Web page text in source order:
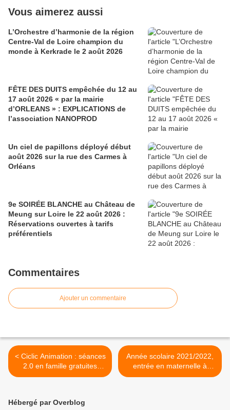
Vous aimerez aussi
L’Orchestre d’harmonie de la région
Centre-Val de Loire champion du
monde à Kerkrade le 2 août 2026
FÊTE DES DUITS empêchée du 12 au
17 août 2026 « par la mairie
d’ORLEANS » : EXPLICATIONS de
l’association NANOPROD
Un ciel de papillons déployé début
août 2026 sur la rue des Carmes à
Orléans
9e SOIRÉE BLANCHE au Château de
Meung sur Loire le 22 août 2026 :
Réservations ouvertes à tarifs
préférentiels
Commentaires
Ajouter un commentaire
< Ciclic Animation : séances
2.0 en famille gratuites
depuis chez vous en janvier
Année scolaire 2021/2022,
entrée en maternelle à
Orléans : comment inscrire
Hébergé par Overblog